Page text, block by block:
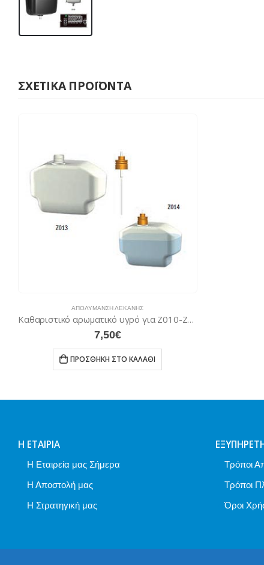
ΣΧΕΤΙΚΆ ΠΡΟΪΌΝΤΑ
ΑΠΟΛΎΜΑΝΣΗ ΛΕΚΆΝΗΣ
Καθαριστικό αρωματικό υγρό για Ζ010-Ζ012 (Ζ014)
7,50€
ΠΡΟΣΘΉΚΗ ΣΤΟ ΚΑΛΆΘΙ
Η ΕΤΑΙΡΊΑ
Η Εταιρεία μας Σήμερα
Η Αποστολή μας
Η Στρατηγική μας
Τρόποι
Τρόποι
Όροι